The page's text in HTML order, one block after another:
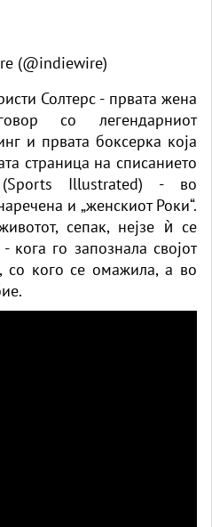
(@indiewire)
Солтерс - првата жена
со легендарниот
и првата боксерка која
страница на списанието
(Sports Illustrated) - во
и „женскиот Роки“.
сепак, нејзе ѝ се
го запознала својот
со кого се омажила, а во